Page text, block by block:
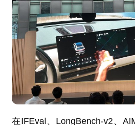
在IFEval、LongBench-v2、